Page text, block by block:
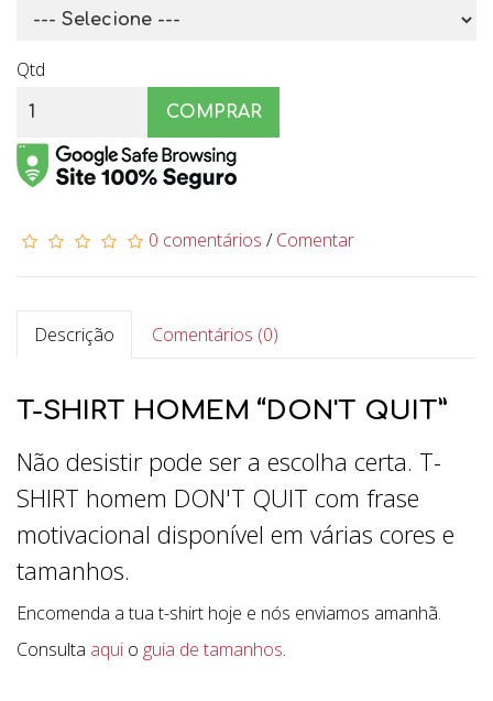
Qtd
COMPRAR
0 comentários /Comentar
Descrição Comentários (0)
T-SHIRT HOMEM “DON'T QUIT”
Não desistir pode ser a escolha certa. T-
SHIRT homem DON'T QUIT com frase
motivacional disponível em várias cores e
tamanhos.
Encomenda a tua t-shirt hoje e nós enviamos amanhã.
Consulta aqui o guia de tamanhos.